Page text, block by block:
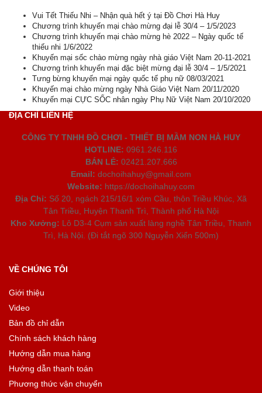
Vui Tết Thiếu Nhi – Nhận quà hết ý tại Đồ Chơi Hà Huy
Chương trình khuyến mại chào mừng đại lễ 30/4 – 1/5/2023
Chương trình khuyến mại chào mừng hè 2022 – Ngày quốc tế
thiếu nhi 1/6/2022
Khuyến mại sốc chào mừng ngày nhà giáo Việt Nam 20-11-2021
Chương trình khuyến mại đặc biệt mừng đại lễ 30/4 – 1/5/2021
Tưng bừng khuyến mại ngày quốc tế phụ nữ 08/03/2021
Khuyến mại chào mừng ngày Nhà Giáo Việt Nam 20/11/2020
Khuyến mại CỰC SỐC nhân ngày Phụ Nữ Việt Nam 20/10/2020
ĐỊA CHỈ LIÊN HỆ
CÔNG TY TNHH ĐỒ CHƠI - THIẾT BỊ MẦM NON HÀ HUY
HOTLINE: 0961.246.116
BÁN LẺ: 02421.207.666
Email: dochoihahuy@gmail.com
Website: https://dochoihahuy.com
Địa Chỉ: Số 20, ngách 215/16/1 xóm Cầu, thôn Triều Khúc, Xã
Tân Triều, Huyện Thanh Trì, Thành phố Hà Nội
Kho Xưởng: Lô D3-4 Cụm sản xuất làng nghề Tân Triều, Thanh
Trì, Hà Nội. (Đi tắt ngõ 300 Nguyễn Xiển 500m)
VỀ CHÚNG TÔI
Giới thiệu
Video
Bản đồ chỉ dẫn
Chính sách khách hàng
Hướng dẫn mua hàng
Hướng dẫn thanh toán
Phương thức vận chuyển